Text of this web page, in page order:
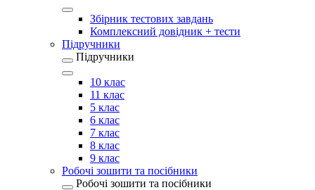
Збірник тестових завдань
Комплексний довідник + тести
Підручники
Підручники
10 клас
11 клас
5 клас
6 клас
7 клас
8 клас
9 клас
Робочі зошити та посібники
Робочі зошити та посібники